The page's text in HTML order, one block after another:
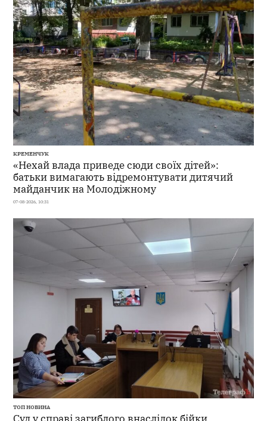
КРЕМЕНЧУК
«Нехай влада приведе сюди своїх дітей»:
батьки вимагають відремонтувати дитячий
майданчик на Молодіжному
07-08-2026, 10:31
ТОП НОВИНА